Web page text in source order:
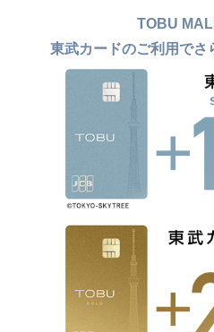
TOBU
東武カードのご利用でさ